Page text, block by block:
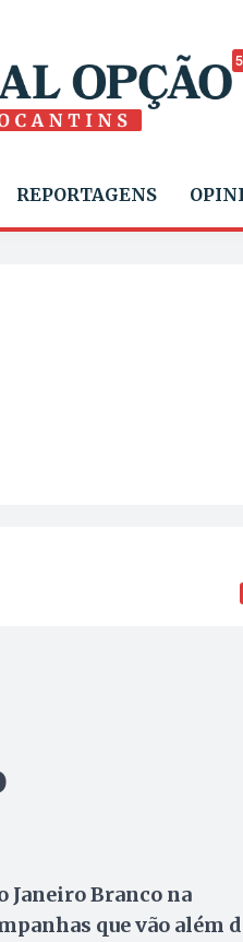
REPORTAGENS
Janeiro Branco na
que vão além